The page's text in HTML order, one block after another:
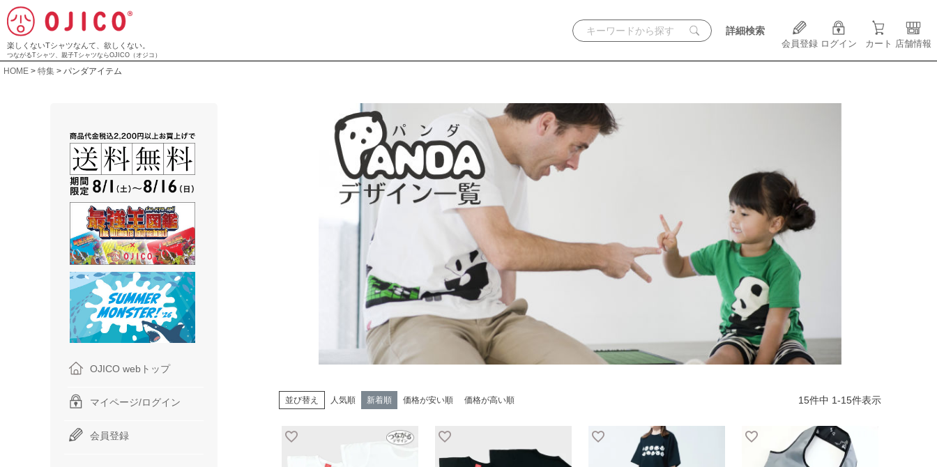
楽しくないTシャツなんて、欲しくない。
つながるTシャツ、親子TシャツならOJICO（オジコ）
詳細検索
会員登録 ログイン カート 店舗情報
HOME 特集 パンダアイテム
OJICO webトップ
マイページ/ログイン
会員登録
並び替え 人気順 新着順 価格が安い順 価格が高い順 15件中 1-15件表示